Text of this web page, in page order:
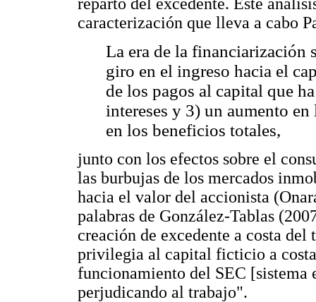
caracterización que lleva a cabo
La era de la financiarización
giro en el ingreso hacia el
de los pagos al capital que
intereses y 3) un aumento
en los beneficios totales,
junto con los efectos sobre el
las burbujas de los mercados
hacia el valor del accionista
palabras de González-Tablas
creación de excedente a costa
privilegia al capital ficticio a
funcionamiento del SEC
perjudicando al trabajo".